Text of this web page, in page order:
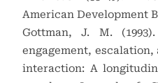
American Development
Gottman, J. M.
engagement,
interaction: A